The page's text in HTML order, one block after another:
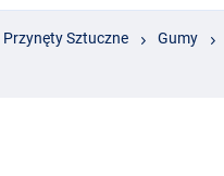
Przynęty Sztuczne Gumy